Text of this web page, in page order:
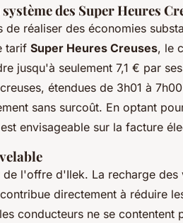
des Super Heures
réaliser des économies
tarif Super Heures Creuses, le
jusqu'à seulement 7,1 € par
étendues de 3h01 à
sans surcoût. En optant
envisageable sur la facture
l'offre d'Ilek. La recharge des
directement à réduire
conducteurs ne se contentent